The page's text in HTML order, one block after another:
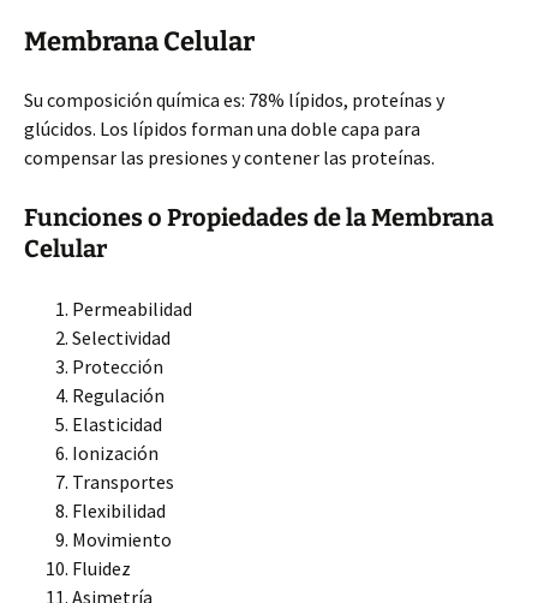
Membrana Celular
Su composición química es: 78% lípidos, proteínas y
glúcidos. Los lípidos forman una doble capa para
compensar las presiones y contener las proteínas.
Funciones o Propiedades de la Membrana
Celular
Permeabilidad
Selectividad
Protección
Regulación
Elasticidad
Ionización
Transportes
Flexibilidad
Movimiento
Fluidez
Asimetría